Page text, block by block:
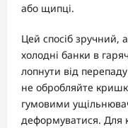
або щипці.
Цей спосіб зручний,
холодні банки в
лопнути від
не обробляйте
гумовими
деформуватися. Для